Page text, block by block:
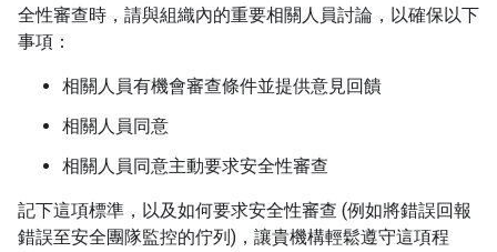
全性審查時，請與組織內的重要相關人員討論，以確保以下
事項：
相關人員有機會審查條件並提供意見回饋
相關人員同意
相關人員同意主動要求安全性審查
記下這項標準，以及如何要求安全性審查 (例如將錯誤回報
錯誤至安全團隊監控的佇列)，讓貴機構輕鬆遵守這項程